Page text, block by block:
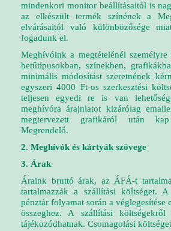
mindenkori monitor beállításaitól is
az elkészült termék színének a
elvárásaitól való különbözősége
fogadunk el.
Meghívóink a megtételénél
betűtípusokban, színekben,
minimális módosítást szeretnének
egyszeri 4000 Ft-os szerkesztési
teljesen egyedi re is van
meghívóra árajnlatot kizárólag
megtervezett grafikáról után
Megrendelő.
2. Meghívók és kártyák szövege
3. Árak
Áraink bruttó árak, az ÁFÁ-t
tartalmazzák a szállítási költséget.
pénztár folyamat során a véglegesítése
összeghez. A szállítási
tájékozódhatnak. Csomagolási